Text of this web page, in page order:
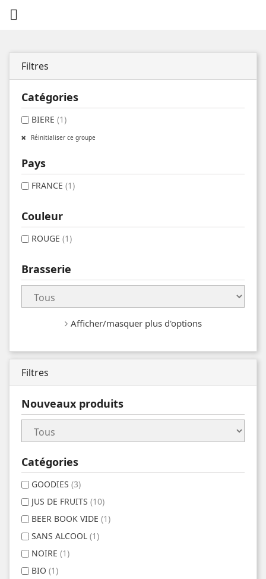

Filtres
Catégories
BIERE (1)
Réinitialiser ce groupe
Pays
FRANCE (1)
Couleur
ROUGE (1)
Brasserie
Afficher/masquer plus d'options
Filtres
Nouveaux produits
Catégories
GOODIES (3)
JUS DE FRUITS (10)
BEER BOOK VIDE (1)
SANS ALCOOL (1)
NOIRE (1)
BIO (1)